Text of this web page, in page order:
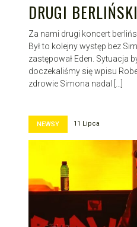
DRUGI BERLIŃSKI
Za nami drugi koncert
Był to kolejny występ bez
zastępował Eden. Sytuacja
doczekaliśmy się wpisu
zdrowie Simona nadal […]
NEWSY 11 Lipca